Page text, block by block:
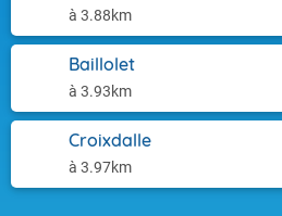
à 3.88km
Baillolet
à 3.93km
Croixdalle
à 3.97km